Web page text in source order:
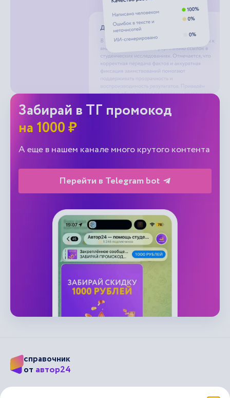
Забирай в ТГ промокод
на 1000 ₽
А еще в нашем канале много крутого контента
Перейти в Telegram bot
справочник
от автор24